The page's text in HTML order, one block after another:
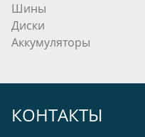
Шины
Диски
Аккумуляторы
КОНТАКТЫ